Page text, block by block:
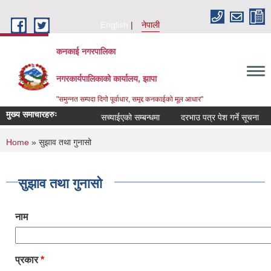
English
नेपाली
कनकाई नगरपालिका
नगरकार्यपालिकाको कार्यालय, झापा
"समुन्नत सम्पदा दिगो पूर्वाधार, समृद्द कनकाईको मूल आधार"
मुख्य समाचारहरुः सच्याईएको सम्बन्धमा दरभाउ पत्र पेश गर्ने सूचना
You are here
Home » सुझाव तथा गुनासो
सुझाव तथा गुनासो
नाम
प्रकार*